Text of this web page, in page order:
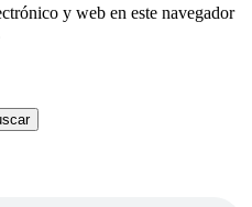
y web en este navegador